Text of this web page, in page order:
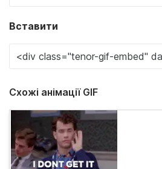
Вставити
Схожі анімації GIF